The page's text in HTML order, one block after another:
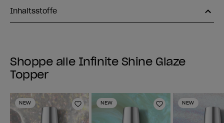
Inhaltsstoffe
Shoppe alle Infinite Shine Glaze
Topper
NEW
Zur Wunschliste hinzufügen
NEW
Zur
NEW